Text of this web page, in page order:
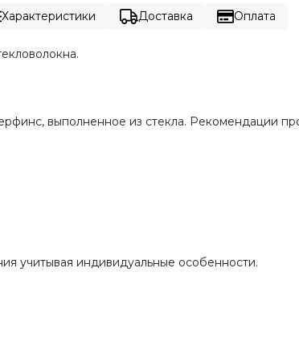
Характеристики Доставка Оплата
выполненное из стекла. Рекомендации
учитывая индивидуальные особенности.